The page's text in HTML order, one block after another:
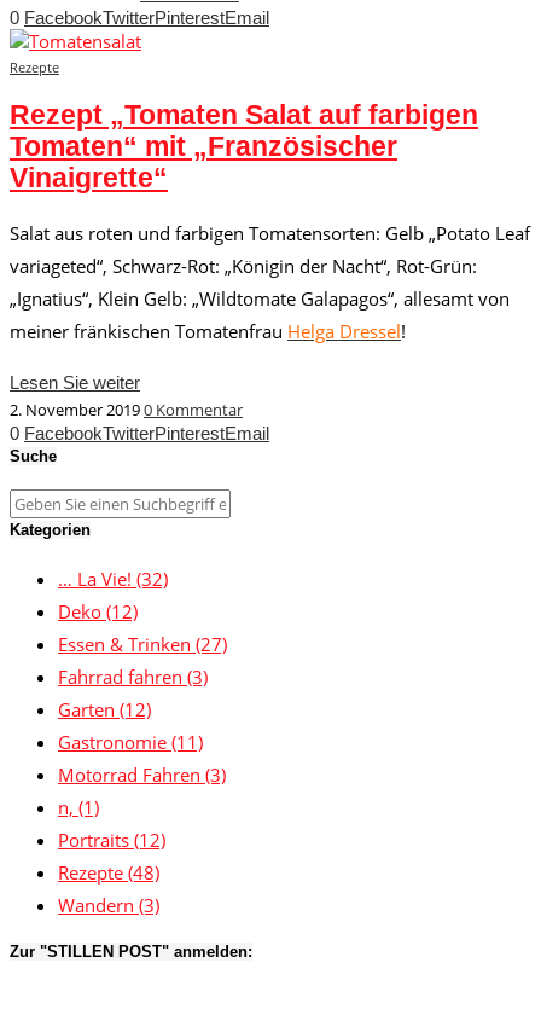
0 FacebookTwitterPinterestEmail
Rezepte
Rezept „Tomaten Salat auf farbigen
Tomaten“ mit „Französischer
Vinaigrette“
Salat aus roten und farbigen Tomatensorten: Gelb „Potato Leaf
variageted“, Schwarz-Rot: „Königin der Nacht“, Rot-Grün:
„Ignatius“, Klein Gelb: „Wildtomate Galapagos“, allesamt von
meiner fränkischen Tomatenfrau Helga Dressel!
Lesen Sie weiter
2. November 20190 Kommentar
0 FacebookTwitterPinterestEmail
Suche
Kategorien
… La Vie! (32)
Deko (12)
Essen & Trinken (27)
Fahrrad fahren (3)
Garten (12)
Gastronomie (11)
Motorrad Fahren (3)
n, (1)
Portraits (12)
Rezepte (48)
Wandern (3)
Zur "STILLEN POST" anmelden: